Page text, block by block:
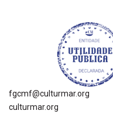
fgcmf@culturmar.org
culturmar.org